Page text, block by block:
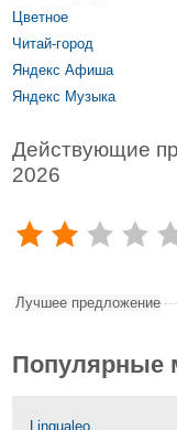
Цветное
Читай-город
Яндекс Афиша
Яндекс Музыка
Действующие
2026
Лучшее предложение
Популярные
Lingualeo